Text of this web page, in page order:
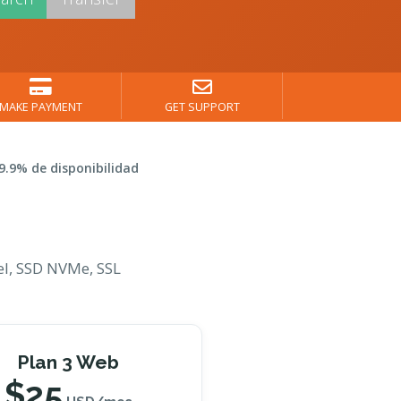
MAKE PAYMENT GET SUPPORT
de disponibilidad
NVMe, SSL
Plan 3 Web